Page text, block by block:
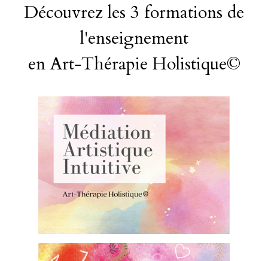
Découvrez les 3 formations de
l'enseignement
en Art-Thérapie Holistique©